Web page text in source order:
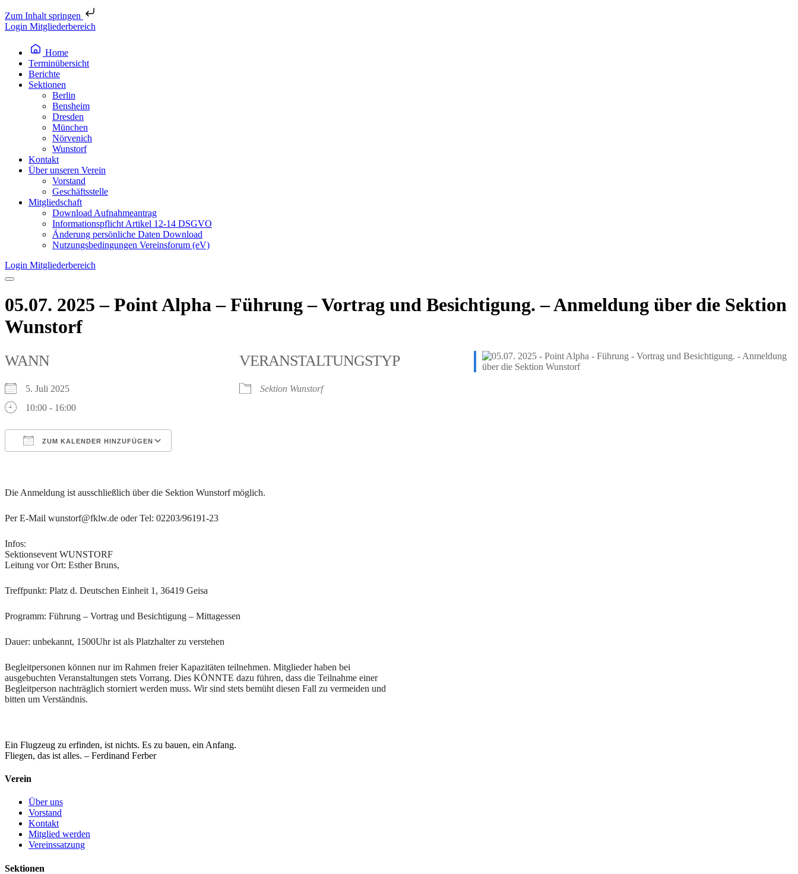
Zum Inhalt springen
Login Mitgliederbereich
Home
Terminübersicht
Berichte
Sektionen
Berlin
Bensheim
Dresden
München
Nörvenich
Wunstorf
Kontakt
Über unseren Verein
Vorstand
Geschäftsstelle
Mitgliedschaft
Download Aufnahmeantrag
Informationspflicht Artikel 12-14 DSGVO
Änderung persönliche Daten Download
Nutzungsbedingungen Vereinsforum (eV)
Login Mitgliederbereich
05.07. 2025 – Point Alpha – Führung – Vortrag und Besichtigung. – Anmeldung über die Sektion
Wunstorf
WANN
5. Juli 2025
10:00 - 16:00
ZUM KALENDER HINZUFÜGEN
VERANSTALTUNGSTYP
Sektion Wunstorf
Die Anmeldung ist ausschließlich über die Sektion Wunstorf möglich.
Per E-Mail wunstorf@fklw.de oder Tel: 02203/96191-23
Infos:
Sektionsevent WUNSTORF
Leitung vor Ort: Esther Bruns,
Treffpunkt: Platz d. Deutschen Einheit 1, 36419 Geisa
Programm: Führung – Vortrag und Besichtigung – Mittagessen
Dauer: unbekannt, 1500Uhr ist als Platzhalter zu verstehen
Begleitpersonen können nur im Rahmen freier Kapazitäten teilnehmen. Mitglieder haben bei
ausgebuchten Veranstaltungen stets Vorrang. Dies KÖNNTE dazu führen, dass die Teilnahme einer
Begleitperson nachträglich storniert werden muss. Wir sind stets bemüht diesen Fall zu vermeiden und
bitten um Verständnis.
Ein Flugzeug zu erfinden, ist nichts. Es zu bauen, ein Anfang.
Fliegen, das ist alles. – Ferdinand Ferber
Verein
Über uns
Vorstand
Kontakt
Mitglied werden
Vereinssatzung
Sektionen